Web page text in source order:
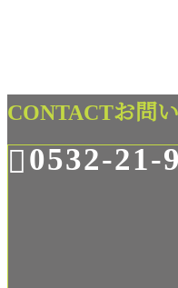
CONTACTお問
0532-21-